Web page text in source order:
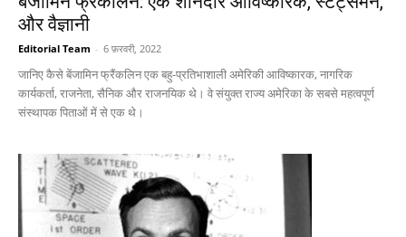
और वैज्ञानी
Editorial Team - 6 फ़रवरी, 2022
जानिए कैसे बेंजामिन फ्रैंकलिन एक बहु-प्रतिभाशाली अमेरिकी आविष्कारक, नागरिक
कार्यकर्ता, राजनेता, सैनिक और राजनयिक थे। वे संयुक्त राज्य अमेरिका के सबसे महत्वपूर्ण
संस्थापक पिताओं में से एक थे।